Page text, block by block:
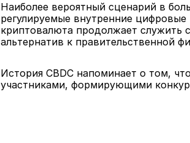
Наиболее вероятный сценарий в
регулируемые внутренние
криптовалюта продолжает служить
альтернатив к правительственной
История CBDC напоминает о том,
участниками, формирующими